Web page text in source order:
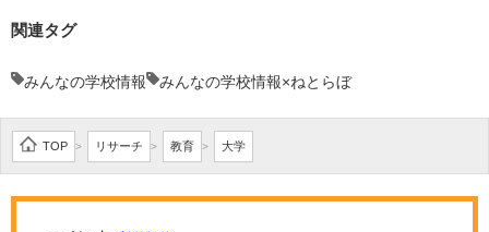
関連タグ
みんなの学校情報 みんなの学校情報×ねとらぼ
TOP > リサーチ > 教育 > 大学